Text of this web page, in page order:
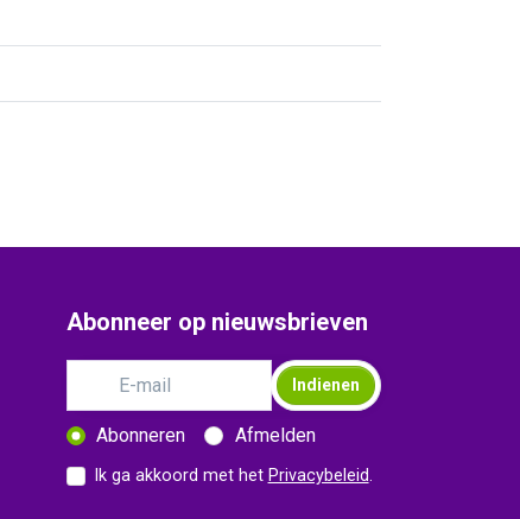
Abonneer op nieuwsbrieven
Indienen
Abonneren Afmelden
Ik ga akkoord met het Privacybeleid.